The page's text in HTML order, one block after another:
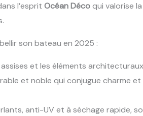
l’esprit Océan Décoqui valorise la
son bateau en 2025 :
et les éléments
et noble qui conjugue charme et
anti-UV et à séchage rapide,